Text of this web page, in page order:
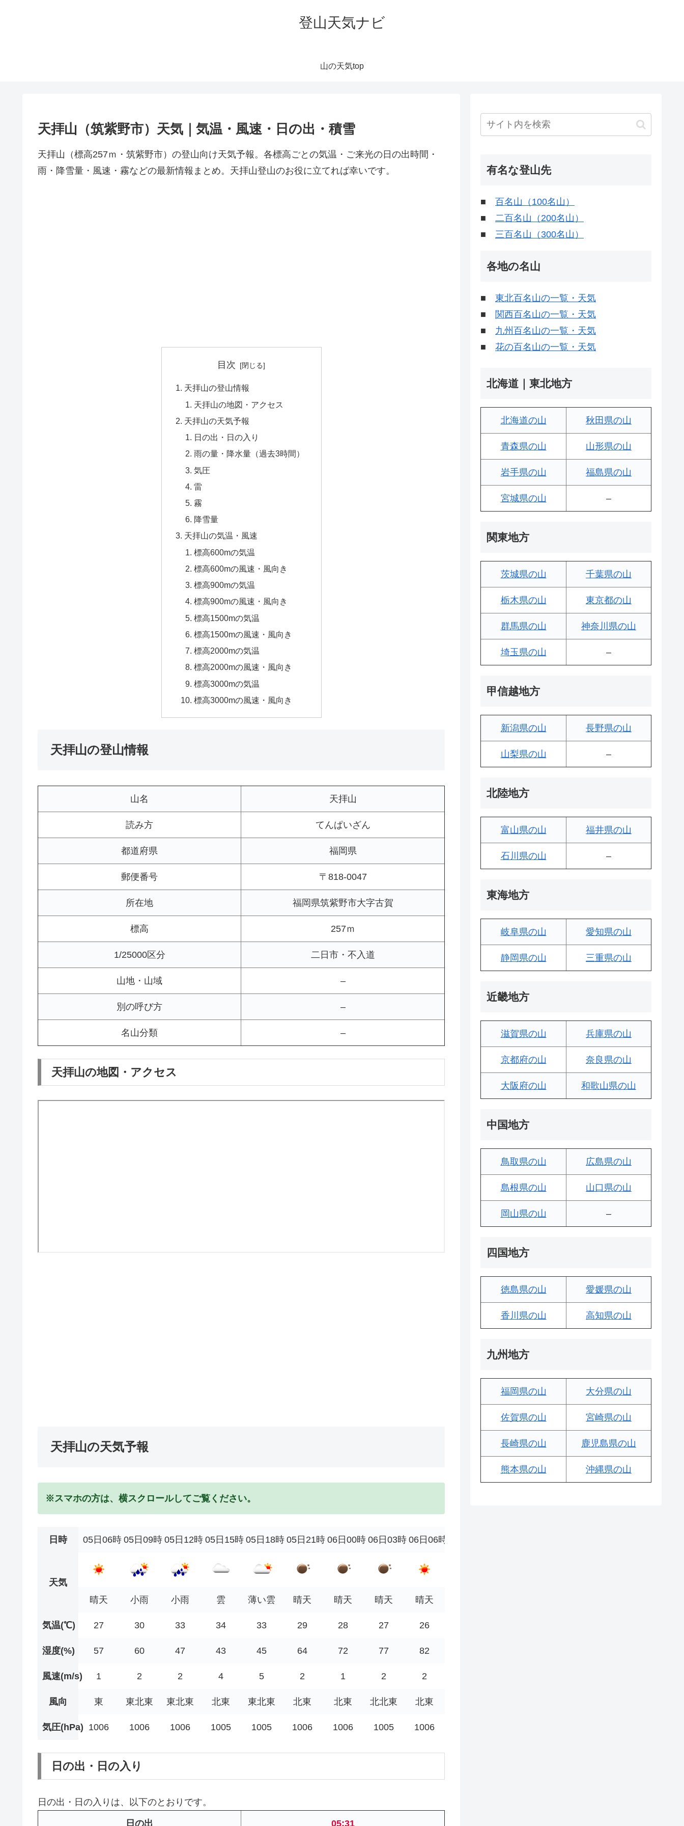
登山天気ナビ
山の天気top
天拝山（筑紫野市）天気｜気温・風速・日の出・積雪
天拝山（標高257ｍ・筑紫野市）の登山向け天気予報。各標高ごとの気温・ご来光の日の出時間・
雨・降雪量・風速・霧などの最新情報まとめ。天拝山登山のお役に立てれば幸いです。
目次
天拝山の登山情報
天拝山の地図・アクセス
天拝山の天気予報
日の出・日の入り
雨の量・降水量（過去3時間）
気圧
雷
霧
降雪量
天拝山の気温・風速
標高600mの気温
標高600mの風速・風向き
標高900mの気温
標高900mの風速・風向き
標高1500mの気温
標高1500mの風速・風向き
標高2000mの気温
標高2000mの風速・風向き
標高3000mの気温
標高3000mの風速・風向き
天拝山の登山情報
山名 天拝山
読み方 てんぱいざん
都道府県 福岡県
郵便番号 〒818-0047
所在地 福岡県筑紫野市大字古賀
標高 257ｍ
1/25000区分 二日市・不入道
山地・山域 –
別の呼び方 –
名山分類 –
天拝山の地図・アクセス
天拝山の天気予報
※スマホの方は、横スクロールしてご覧ください。
日時 05日06時 05日09時 05日12時 05日15時 05日18時 05日21時 06日00時 06日03時 06日06時
天気
晴天
小雨 小雨 雲 薄い雲 晴天 晴天 晴天 晴天
気温(℃) 27 30 33 34 33 29 28 27 26
湿度(%) 57 60 47 43 45 64 72 77 82
風速(m/s) 1 2 2 4 5 2 1 2 2
風向 東 東北東 東北東 北東 東北東 北東 北東 北北東 北東
気圧(hPa) 1006 1006 1006 1005 1005 1006 1006 1005 1006
日の出・日の入り
日の出・日の入りは、以下のとおりです。
日の出 05:31
有名な登山先
■ 百名山（100名山）
■ 二百名山（200名山）
■ 三百名山（300名山）
各地の名山
■ 東北百名山の一覧・天気
■ 関西百名山の一覧・天気
■ 九州百名山の一覧・天気
■ 花の百名山の一覧・天気
北海道｜東北地方
北海道の山 秋田県の山
青森県の山 山形県の山
岩手県の山 福島県の山
宮城県の山 –
関東地方
茨城県の山 千葉県の山
栃木県の山 東京都の山
群馬県の山 神奈川県の山
埼玉県の山 –
甲信越地方
新潟県の山 長野県の山
山梨県の山 –
北陸地方
富山県の山 福井県の山
石川県の山 –
東海地方
岐阜県の山 愛知県の山
静岡県の山 三重県の山
近畿地方
滋賀県の山 兵庫県の山
京都府の山 奈良県の山
大阪府の山 和歌山県の山
中国地方
鳥取県の山 広島県の山
島根県の山 山口県の山
岡山県の山 –
四国地方
徳島県の山 愛媛県の山
香川県の山 高知県の山
九州地方
福岡県の山 大分県の山
佐賀県の山 宮崎県の山
長崎県の山 鹿児島県の山
熊本県の山 沖縄県の山